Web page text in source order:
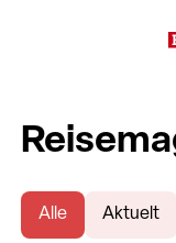
Alle Aktuelt